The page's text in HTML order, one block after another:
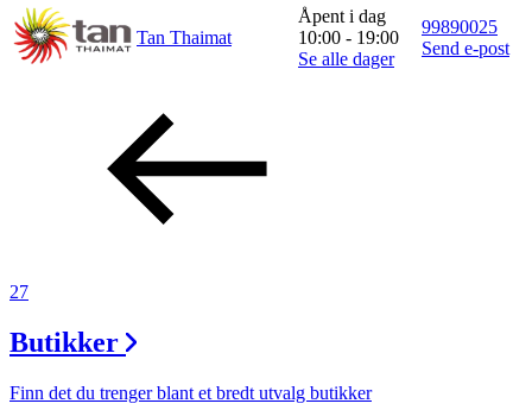
Søk
Praktisk informasjon
Ledige stillinger
Finn frem
Tan Thaimat
Åpent i dag
10:00 - 19:00
Se alle dager
99890025
Send e-post
27
Butikker
Finn det du trenger blant et bredt utvalg butikker